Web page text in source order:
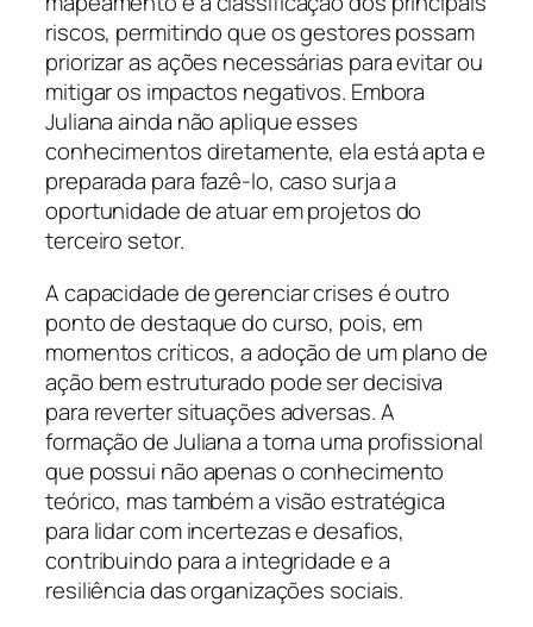
riscos, permitindo que os gestores possam
priorizar as ações necessárias para evitar ou
mitigar os impactos negativos. Embora
Juliana ainda não aplique esses
conhecimentos diretamente, ela está apta e
preparada para fazê-lo, caso surja a
oportunidade de atuar em projetos do
terceiro setor.
A capacidade de gerenciar crises é outro
ponto de destaque do curso, pois, em
momentos críticos, a adoção de um plano de
ação bem estruturado pode ser decisiva
para reverter situações adversas. A
formação de Juliana a torna uma profissional
que possui não apenas o conhecimento
teórico, mas também a visão estratégica
para lidar com incertezas e desafios,
contribuindo para a integridade e a
resiliência das organizações sociais.